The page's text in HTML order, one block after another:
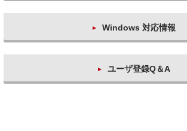
Windows 対応情報
ユーザ登録Q＆A